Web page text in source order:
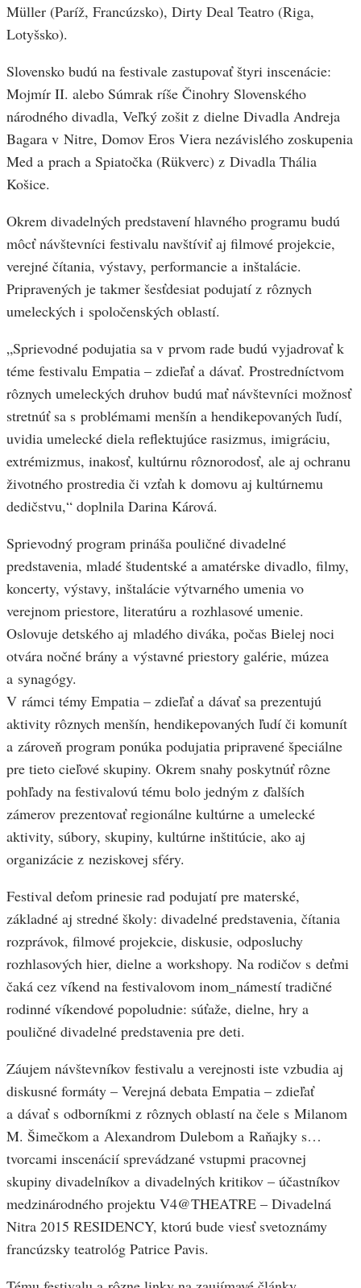
Müller (Paríž, Francúzsko), Dirty Deal Teatro (Riga,
Lotyšsko).
Slovensko budú na festivale zastupovať štyri inscenácie:
Mojmír II. alebo Súmrak ríše Činohry Slovenského
národného divadla, Veľký zošit z dielne Divadla Andreja
Bagara v Nitre, Domov Eros Viera nezávislého zoskupenia
Med a prach a Spiatočka (Rükverc) z Divadla Thália
Košice.
Okrem divadelných predstavení hlavného programu budú
môcť návštevníci festivalu navštíviť aj filmové projekcie,
verejné čítania, výstavy, performancie a inštalácie.
Pripravených je takmer šesťdesiat podujatí z rôznych
umeleckých i spoločenských oblastí.
„Sprievodné podujatia sa v prvom rade budú vyjadrovať k
téme festivalu Empatia – zdieľať a dávať. Prostredníctvom
rôznych umeleckých druhov budú mať návštevníci možnosť
stretnúť sa s problémami menšín a hendikepovaných ľudí,
uvidia umelecké diela reflektujúce rasizmus, imigráciu,
extrémizmus, inakosť, kultúrnu rôznorodosť, ale aj ochranu
životného prostredia či vzťah k domovu aj kultúrnemu
dedičstvu,“ doplnila Darina Kárová.
Sprievodný program prináša pouličné divadelné
predstavenia, mladé študentské a amatérske divadlo, filmy,
koncerty, výstavy, inštalácie výtvarného umenia vo
verejnom priestore, literatúru a rozhlasové umenie.
Oslovuje detského aj mladého diváka, počas Bielej noci
otvára nočné brány a výstavné priestory galérie, múzea
a synagógy.
V rámci témy Empatia – zdieľať a dávať sa prezentujú
aktivity rôznych menšín, hendikepovaných ľudí či komunít
a zároveň program ponúka podujatia pripravené špeciálne
pre tieto cieľové skupiny. Okrem snahy poskytnúť rôzne
pohľady na festivalovú tému bolo jedným z ďalších
zámerov prezentovať regionálne kultúrne a umelecké
aktivity, súbory, skupiny, kultúrne inštitúcie, ako aj
organizácie z neziskovej sféry.
Festival deťom prinesie rad podujatí pre materské,
základné aj stredné školy: divadelné predstavenia, čítania
rozprávok, filmové projekcie, diskusie, odposluchy
rozhlasových hier, dielne a workshopy. Na rodičov s deťmi
čaká cez víkend na festivalovom inom_námestí tradičné
rodinné víkendové popoludnie: súťaže, dielne, hry a
pouličné divadelné predstavenia pre deti.
Záujem návštevníkov festivalu a verejnosti iste vzbudia aj
diskusné formáty – Verejná debata Empatia – zdieľať
a dávať s odborníkmi z rôznych oblastí na čele s Milanom
M. Šimečkom a Alexandrom Dulebom a Raňajky s…
tvorcami inscenácií sprevádzané vstupmi pracovnej
skupiny divadelníkov a divadelných kritikov – účastníkov
medzinárodného projektu V4@THEATRE – Divadelná
Nitra 2015 RESIDENCY, ktorú bude viesť svetoznámy
francúzsky teatrológ Patrice Pavis.